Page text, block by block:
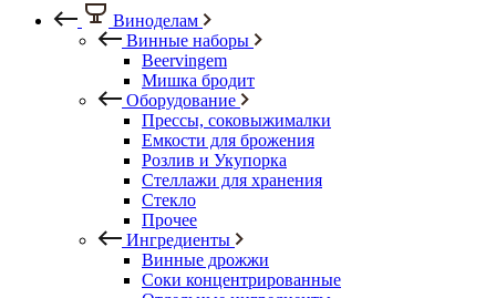
Виноделам
Винные наборы
Beervingem
Мишка бродит
Оборудование
Прессы, соковыжималки
Емкости для брожения
Розлив и Укупорка
Стеллажи для хранения
Стекло
Прочее
Ингредиенты
Винные дрожжи
Соки концентрированные